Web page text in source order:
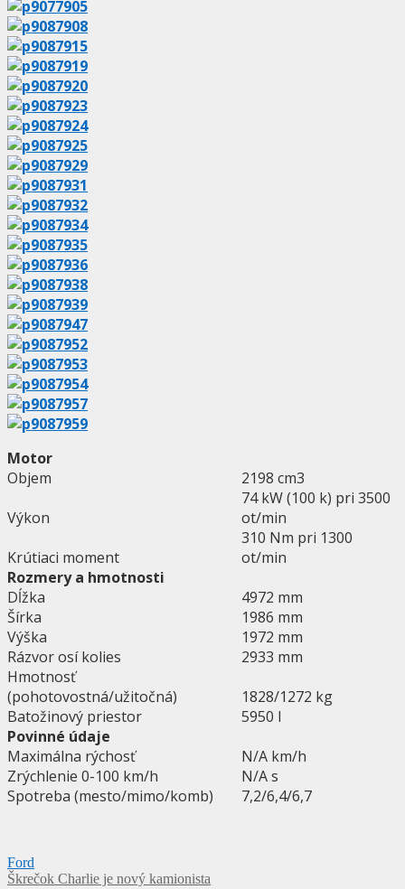
Motor
Objem
2198 cm3
Výkon
74 kW (100 k) pri 3500
ot/min
Krútiaci moment
310 Nm pri 1300
ot/min
Rozmery a hmotnosti
Dĺžka
4972 mm
Šírka
1986 mm
Výška
1972 mm
Rázvor osí kolies
2933 mm
Hmotnosť
(pohotovostná/užitočná)
1828/1272 kg
Batožinový priestor
5950 l
Povinné údaje
Maximálna rýchosť
N/A km/h
Zrýchlenie 0-100 km/h
N/A s
Spotreba (mesto/mimo/komb)
7,2/6,4/6,7
Ford
Navigácia
Škrečok Charlie je nový kamionista